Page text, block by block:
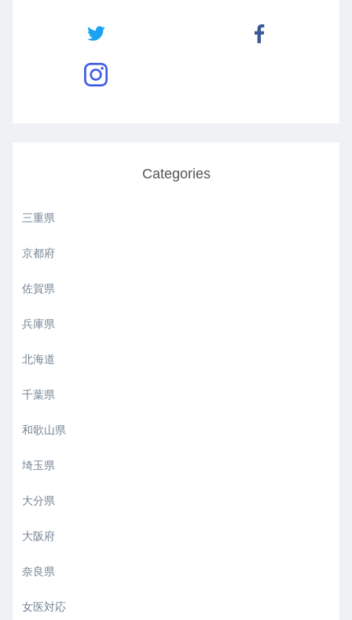
Categories
三重県
京都府
佐賀県
兵庫県
北海道
千葉県
和歌山県
埼玉県
大分県
大阪府
奈良県
女医対応